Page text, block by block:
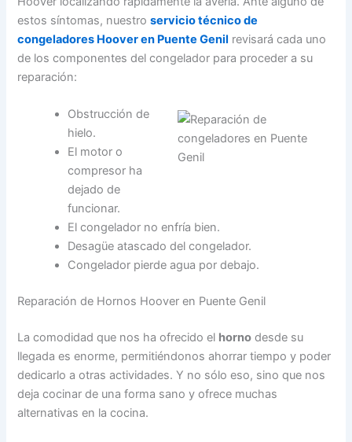
estos síntomas, nuestroservicio técnico de
congeladores Hoover en Puente Genil revisará cada uno
de los componentes del congelador para proceder a su
reparación:
Obstrucción de
hielo.
El motor o
compresor ha
dejado de
funcionar.
El congelador no enfría bien.
Desagüe atascado del congelador.
Congelador pierde agua por debajo.
Reparación de Hornos Hoover en Puente Genil
La comodidad que nos ha ofrecido el horno desde su
llegada es enorme, permitiéndonos ahorrar tiempo y poder
dedicarlo a otras actividades. Y no sólo eso, sino que nos
deja cocinar de una forma sano y ofrece muchas
alternativas en la cocina.